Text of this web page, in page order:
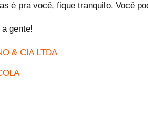
é pra você, fique tranquilo. Você
gente!
& CIA LTDA